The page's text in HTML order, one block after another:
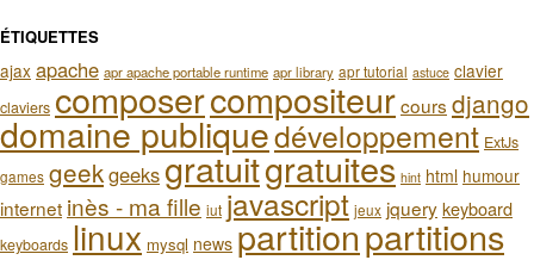
ÉTIQUETTES
ajax apache apr apache portable runtime apr library apr tutorial astuce clavier
claviers composercompositeurcours django
domaine publiquedéveloppement ExtJs
games geekgeeksgratuitgratuites hint html humour
internet inès - ma fille iut javascript jeux jquerykeyboard
keyboards linux mysql news partitionpartitions